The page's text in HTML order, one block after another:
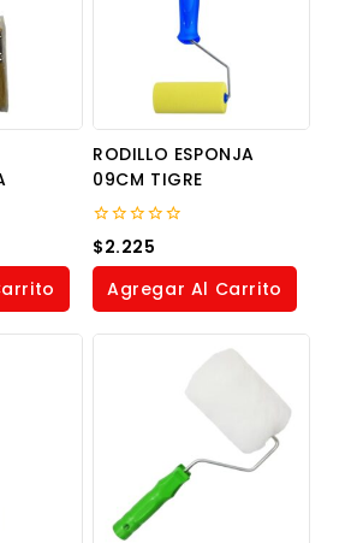
RODILLO ESPONJA
09CM TIGRE
0
out
of
$2.225
Agregar Al Carrito